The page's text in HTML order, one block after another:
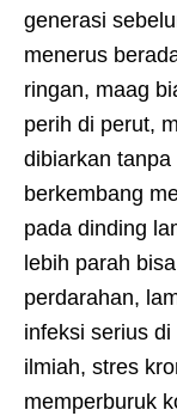
generasi
menerus
ringan, maag
perih di perut,
dibiarkan
berkembang
pada dinding
lebih parah
perdarahan,
infeksi serius
ilmiah, stres
memperburuk